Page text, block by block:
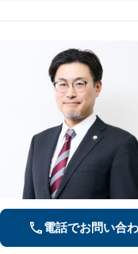
電話でお問い合